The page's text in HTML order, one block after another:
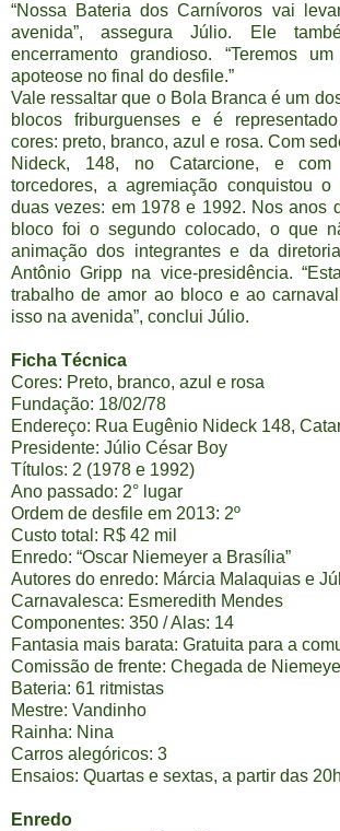
“Nossa Bateria dos Carnívoros vai
avenida”, assegura Júlio. Ele
encerramento grandioso. “Teremos
apoteose no final do desfile.”
Vale ressaltar que o Bola Branca é um
blocos friburguenses e é
cores: preto, branco, azul e rosa. Com
Nideck, 148, no Catarcione, e
torcedores, a agremiação conquistou
duas vezes: em 1978 e 1992. Nos anos
bloco foi o segundo colocado, o que
animação dos integrantes e da
Antônio Gripp na vice-presidência.
trabalho de amor ao bloco e ao
isso na avenida”, conclui Júlio.
Ficha Técnica
Cores: Preto, branco, azul e rosa
Fundação: 18/02/78
Endereço: Rua Eugênio Nideck 148,
Presidente: Júlio César Boy
Títulos: 2 (1978 e 1992)
Ano passado: 2° lugar
Ordem de desfile em 2013: 2º
Custo total: R$ 42 mil
Enredo: “Oscar Niemeyer a Brasília”
Autores do enredo: Márcia Malaquias e
Carnavalesca: Esmeredith Mendes
Componentes: 350 / Alas: 14
Fantasia mais barata: Gratuita para a
Comissão de frente: Chegada de
Bateria: 61 ritmistas
Mestre: Vandinho
Rainha: Nina
Carros alegóricos: 3
Ensaios: Quartas e sextas, a partir das
Enredo